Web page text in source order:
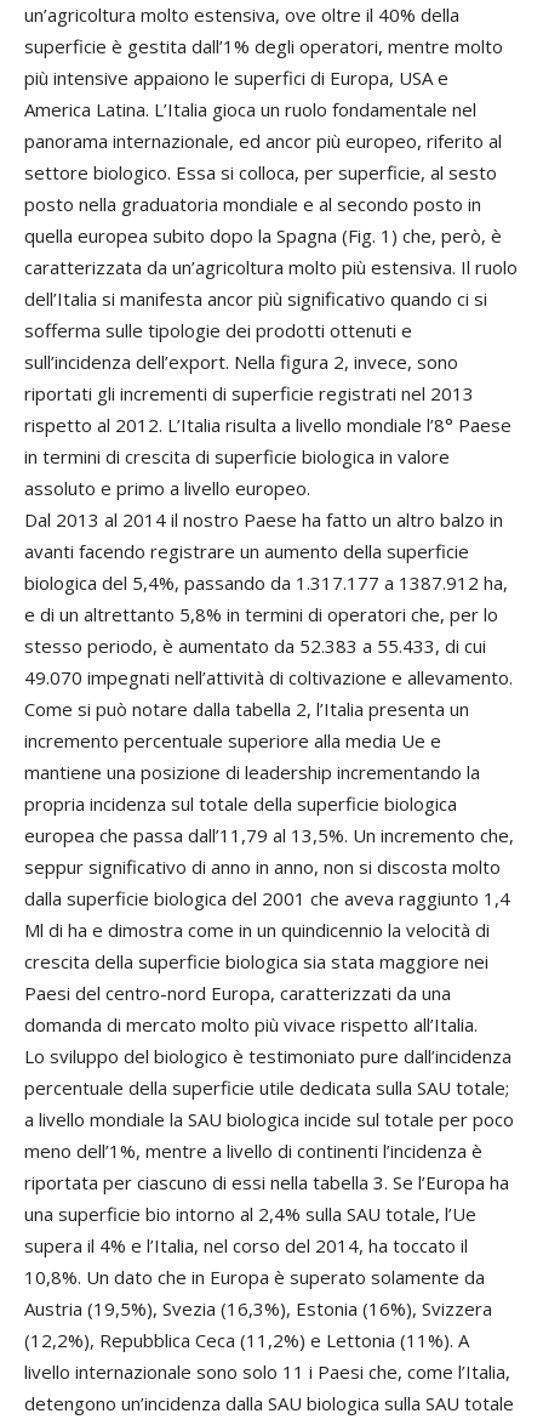
un’agricoltura molto estensiva, ove oltre il 40% della
superficie è gestita dall’1% degli operatori, mentre molto
più intensive appaiono le superfici di Europa, USA e
America Latina. L’Italia gioca un ruolo fondamentale nel
panorama internazionale, ed ancor più europeo, riferito al
settore biologico. Essa si colloca, per superficie, al sesto
posto nella graduatoria mondiale e al secondo posto in
quella europea subito dopo la Spagna (Fig. 1) che, però, è
caratterizzata da un’agricoltura molto più estensiva. Il ruolo
dell’Italia si manifesta ancor più significativo quando ci si
sofferma sulle tipologie dei prodotti ottenuti e
sull’incidenza dell’export. Nella figura 2, invece, sono
riportati gli incrementi di superficie registrati nel 2013
rispetto al 2012. L’Italia risulta a livello mondiale l’8° Paese
in termini di crescita di superficie biologica in valore
assoluto e primo a livello europeo.
Dal 2013 al 2014 il nostro Paese ha fatto un altro balzo in
avanti facendo registrare un aumento della superficie
biologica del 5,4%, passando da 1.317.177 a 1387.912 ha,
e di un altrettanto 5,8% in termini di operatori che, per lo
stesso periodo, è aumentato da 52.383 a 55.433, di cui
49.070 impegnati nell’attività di coltivazione e allevamento.
Come si può notare dalla tabella 2, l’Italia presenta un
incremento percentuale superiore alla media Ue e
mantiene una posizione di leadership incrementando la
propria incidenza sul totale della superficie biologica
europea che passa dall’11,79 al 13,5%. Un incremento che,
seppur significativo di anno in anno, non si discosta molto
dalla superficie biologica del 2001 che aveva raggiunto 1,4
Ml di ha e dimostra come in un quindicennio la velocità di
crescita della superficie biologica sia stata maggiore nei
Paesi del centro-nord Europa, caratterizzati da una
domanda di mercato molto più vivace rispetto all’Italia.
Lo sviluppo del biologico è testimoniato pure dall’incidenza
percentuale della superficie utile dedicata sulla SAU totale;
a livello mondiale la SAU biologica incide sul totale per poco
meno dell’1%, mentre a livello di continenti l’incidenza è
riportata per ciascuno di essi nella tabella 3. Se l’Europa ha
una superficie bio intorno al 2,4% sulla SAU totale, l’Ue
supera il 4% e l’Italia, nel corso del 2014, ha toccato il
10,8%. Un dato che in Europa è superato solamente da
Austria (19,5%), Svezia (16,3%), Estonia (16%), Svizzera
(12,2%), Repubblica Ceca (11,2%) e Lettonia (11%). A
livello internazionale sono solo 11 i Paesi che, come l’Italia,
detengono un’incidenza dalla SAU biologica sulla SAU totale